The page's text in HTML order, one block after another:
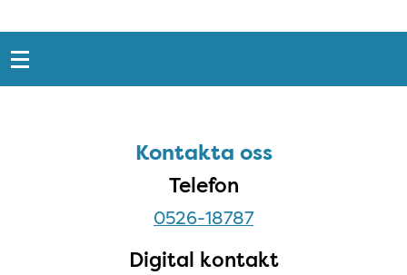
Snabblänkar
Kontakta ossKontakta oss
Telefon
0526-18787
Digital kontakt